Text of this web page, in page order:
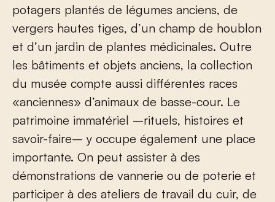
potagers plantés de légumes anciens, de
vergers hautes tiges, d’un champ de houblon
et d’un jardin de plantes médicinales. Outre
les bâtiments et objets anciens, la collection
du musée compte aussi différentes races
«anciennes» d’animaux de basse-cour. Le
patrimoine immatériel –rituels, histoires et
savoir-faire– y occupe également une place
importante. On peut assister à des
démonstrations de vannerie ou de poterie et
participer à des ateliers de travail du cuir, de